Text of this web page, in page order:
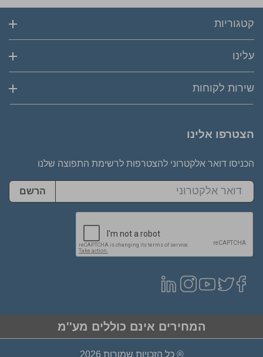
קטגוריות
עלינו
שירות לקוחות
הצטרפו אלינו
הכניסו דואר אלקטרוני להצטרפות לרשימת התפוצה שלנו
הרשם
המחירים אינם כוללים מע''מ
® כל הזכויות שמורות 2026